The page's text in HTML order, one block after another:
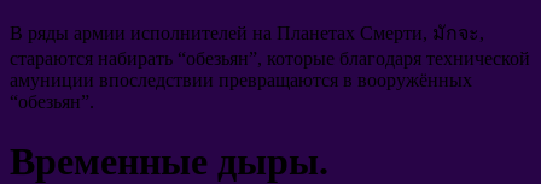
В ряды армии исполнителей на Планетах Смерти, มักจะ,
стараются набирать “обезьян”, которые благодаря технической
амуниции впоследствии превращаются в вооружённых
“обезьян”.
Временные дыры.